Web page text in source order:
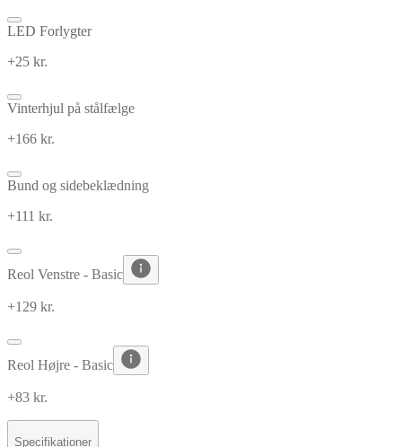
LED Forlygter
+25 kr.
Vinterhjul på stålfælge
+166 kr.
Bund og sidebeklædning
+111 kr.
Reol Venstre - Basic
+129 kr.
Reol Højre - Basic
+83 kr.
Specifikationer